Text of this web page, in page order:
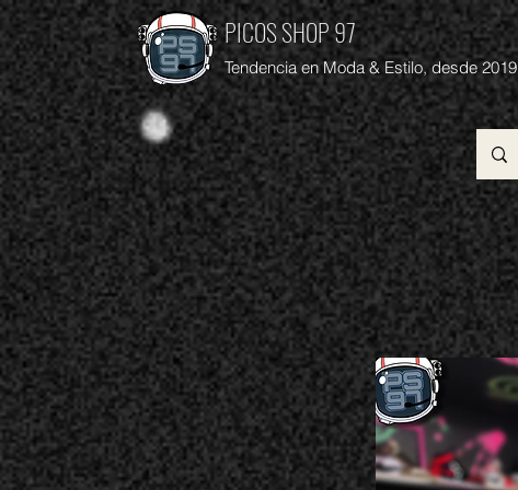
PICOS SHOP 97
Tendencia en Moda & Estilo, desde 2019